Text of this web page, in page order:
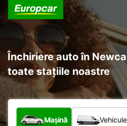
Închiriere auto în
toate stațiile noastre
Ce tip de vehicul?
Mașină